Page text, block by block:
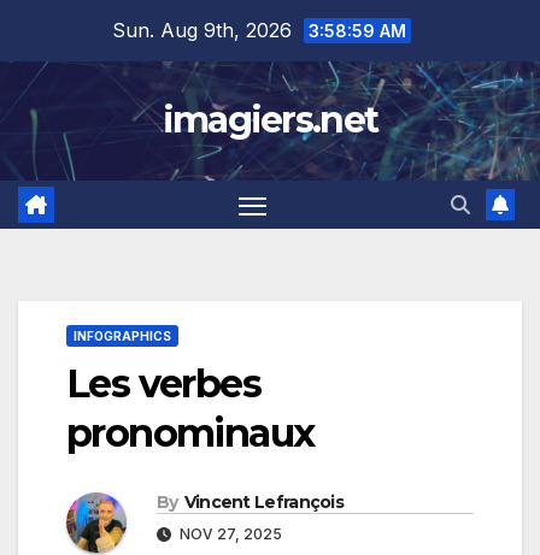
content
Sun. Aug 9th, 2026 3:59:00 AM
imagiers.net
INFOGRAPHICS
Les verbes
pronominaux
By Vincent Lefrançois
NOV 27, 2025